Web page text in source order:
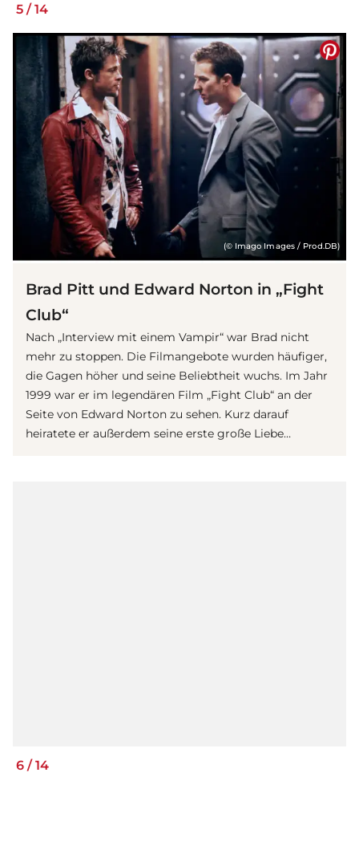
5 /14
(© Imago Images / Prod.DB)
Brad Pitt und Edward Norton in „Fight
Club“
Nach „Interview mit einem Vampir“ war Brad nicht
mehr zu stoppen. Die Filmangebote wurden häufiger,
die Gagen höher und seine Beliebtheit wuchs. Im Jahr
1999 war er im legendären Film „Fight Club“ an der
Seite von Edward Norton zu sehen. Kurz darauf
heiratete er außerdem seine erste große Liebe…
6 /14